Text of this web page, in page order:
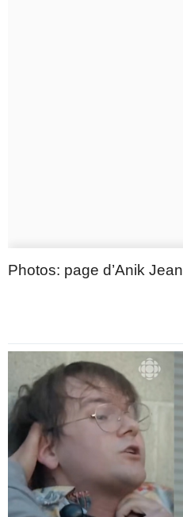
Photos: page d’Anik Jean